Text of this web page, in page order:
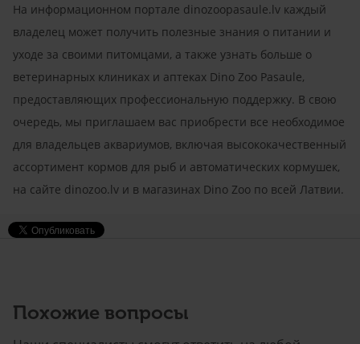
На информационном портале dinozoopasaule.lv каждый
владелец может получить полезные знания о питании и
уходе за своими питомцами, а также узнать больше о
ветеринарных клиниках и аптеках Dino Zoo Pasaule,
предоставляющих профессиональную поддержку. В свою
очередь, мы приглашаем вас приобрести все необходимое
для владельцев аквариумов, включая высококачественный
ассортимент кормов для рыб и автоматических кормушек,
на сайте dinozoo.lv и в магазинах Dino Zoo по всей Латвии.
Похожие вопросы